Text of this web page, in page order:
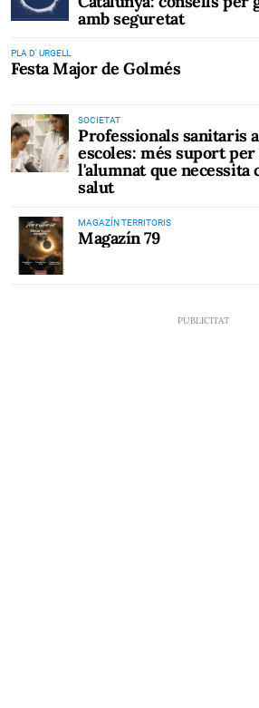
amb seguretat
PLA D' URGELL
Festa Major de Golmés
SOCIETAT
Professionals sanitaris
escoles: més suport per
l'alumnat que necessita
salut
MAGAZÍN TERRITORIS
Magazín 79